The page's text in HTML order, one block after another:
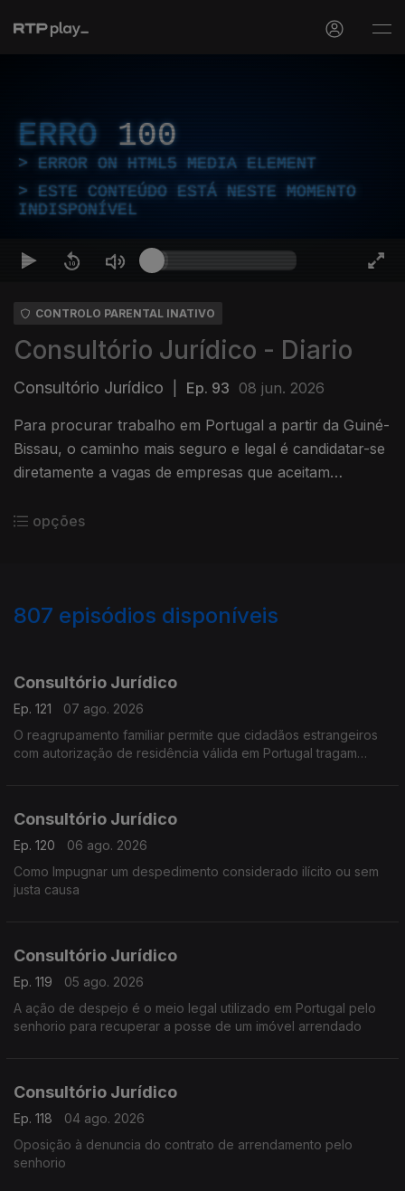
ERRO 100
ERROR ON HTML5 MEDIA ELEMENT
ESTE CONTEÚDO ESTÁ NESTE MOMENTO
INDISPONÍVEL
CONTROLO PARENTAL INATIVO
Consultório Jurídico - Diario
Consultório Jurídico Ep. 93 08 jun. 2026
Para procurar trabalho em Portugal a partir da Guiné-
Bissau, o caminho mais seguro e legal é candidatar-se
diretamente a vagas de empresas que aceitam
opções
807 episódios disponíveis
Consultório Jurídico
Ep. 121
07 ago. 2026
O reagrupamento familiar permite que cidadãos estrangeiros
com autorização de residência válida em Portugal tragam
Consultório Jurídico
Ep. 120
06 ago. 2026
Como Impugnar um despedimento considerado ilícito ou sem
justa causa
Consultório Jurídico
Ep. 119
05 ago. 2026
A ação de despejo é o meio legal utilizado em Portugal pelo
senhorio para recuperar a posse de um imóvel arrendado
Consultório Jurídico
Ep. 118
04 ago. 2026
Oposição à denuncia do contrato de arrendamento pelo
senhorio